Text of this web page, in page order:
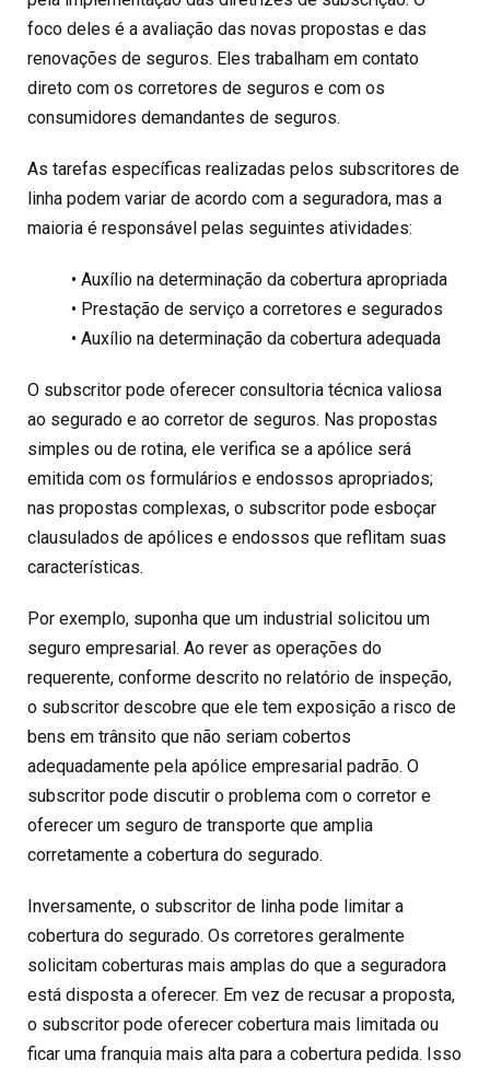
foco deles é a avaliação das novas propostas e das
renovações de seguros. Eles trabalham em contato
direto com os corretores de seguros e com os
consumidores demandantes de seguros.
As tarefas específicas realizadas pelos subscritores de
linha podem variar de acordo com a seguradora, mas a
maioria é responsável pelas seguintes atividades:
• Auxílio na determinação da cobertura apropriada
• Prestação de serviço a corretores e segurados
• Auxílio na determinação da cobertura adequada
O subscritor pode oferecer consultoria técnica valiosa
ao segurado e ao corretor de seguros. Nas propostas
simples ou de rotina, ele verifica se a apólice será
emitida com os formulários e endossos apropriados;
nas propostas complexas, o subscritor pode esboçar
clausulados de apólices e endossos que reflitam suas
características.
Por exemplo, suponha que um industrial solicitou um
seguro empresarial. Ao rever as operações do
requerente, conforme descrito no relatório de inspeção,
o subscritor descobre que ele tem exposição a risco de
bens em trânsito que não seriam cobertos
adequadamente pela apólice empresarial padrão. O
subscritor pode discutir o problema com o corretor e
oferecer um seguro de transporte que amplia
corretamente a cobertura do segurado.
Inversamente, o subscritor de linha pode limitar a
cobertura do segurado. Os corretores geralmente
solicitam coberturas mais amplas do que a seguradora
está disposta a oferecer. Em vez de recusar a proposta,
o subscritor pode oferecer cobertura mais limitada ou
ficar uma franquia mais alta para a cobertura pedida. Isso